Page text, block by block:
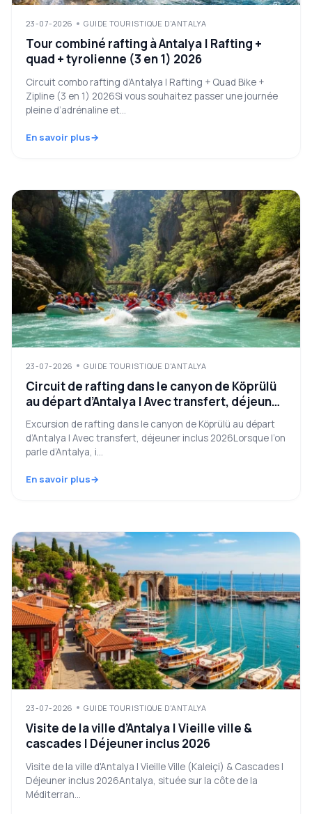
23-07-2026 GUIDE TOURISTIQUE D'ANTALYA
Tour combiné rafting à Antalya | Rafting +
quad + tyrolienne (3 en 1) 2026
Circuit combo rafting d’Antalya | Rafting + Quad Bike +
Zipline (3 en 1) 2026Si vous souhaitez passer une journée
pleine d’adrénaline et...
En savoir plus
23-07-2026 GUIDE TOURISTIQUE D'ANTALYA
Circuit de rafting dans le canyon de Köprülü
au départ d’Antalya | Avec transfert, déjeuner
Excursion de rafting dans le canyon de Köprülü au départ
d’Antalya | Avec transfert, déjeuner inclus 2026Lorsque l’on
parle d’Antalya, i...
En savoir plus
23-07-2026 GUIDE TOURISTIQUE D'ANTALYA
Visite de la ville d’Antalya | Vieille ville &
cascades | Déjeuner inclus 2026
Visite de la ville d'Antalya | Vieille Ville (Kaleiçi) & Cascades |
Déjeuner inclus 2026Antalya, située sur la côte de la
Méditerran...